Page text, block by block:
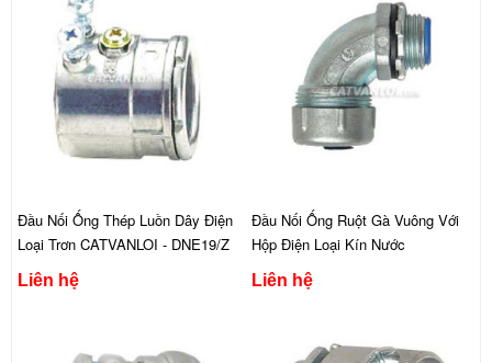
Đầu Nối Ống Thép Luồn Dây Điện
Loại Trơn CATVANLOI - DNE19/Z
Liên hệ
Đầu Nối Ống Ruột Gà Vuông Với
Hộp Điện Loại Kín Nước
CATVANLOI - DNCVK12
Liên hệ